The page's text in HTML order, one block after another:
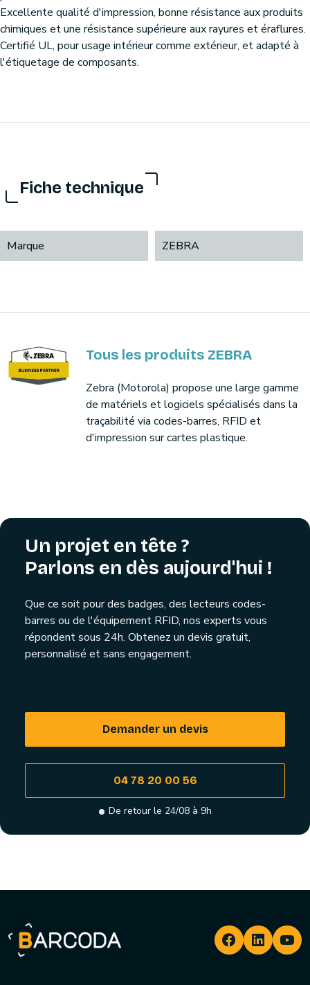
Excellente qualité d'impression, bonne résistance aux produits
chimiques et une résistance supérieure aux rayures et éraflures.
Certifié UL, pour usage intérieur comme extérieur, et adapté à
l'étiquetage de composants.
Fiche technique
Marque ZEBRA
Tous les produits ZEBRA
Zebra (Motorola) propose une large gamme
de matériels et logiciels spécialisés dans la
traçabilité via codes-barres, RFID et
d'impression sur cartes plastique.
Un projet en tête ?
Parlons en dès aujourd'hui !
Que ce soit pour des badges, des lecteurs codes-
barres ou de l'équipement RFID, nos experts vous
répondent sous 24h. Obtenez un devis gratuit,
personnalisé et sans engagement.
Demander un devis
04 78 20 00 56
De retour le 24/08 à 9h